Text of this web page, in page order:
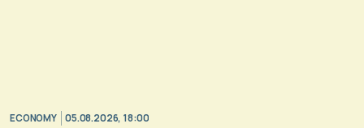
ECONOMY 05.08.2026, 18:00